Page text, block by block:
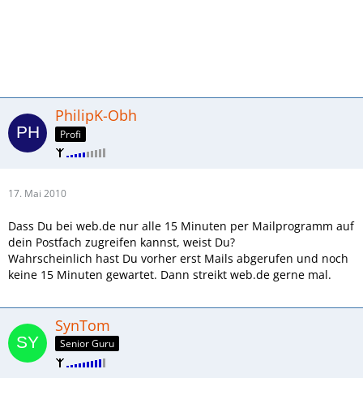
PhilipK-Obh
Profi
17. Mai 2010
Dass Du bei web.de nur alle 15 Minuten per Mailprogramm auf
dein Postfach zugreifen kannst, weist Du?
Wahrscheinlich hast Du vorher erst Mails abgerufen und noch
keine 15 Minuten gewartet. Dann streikt web.de gerne mal.
SynTom
Senior Guru